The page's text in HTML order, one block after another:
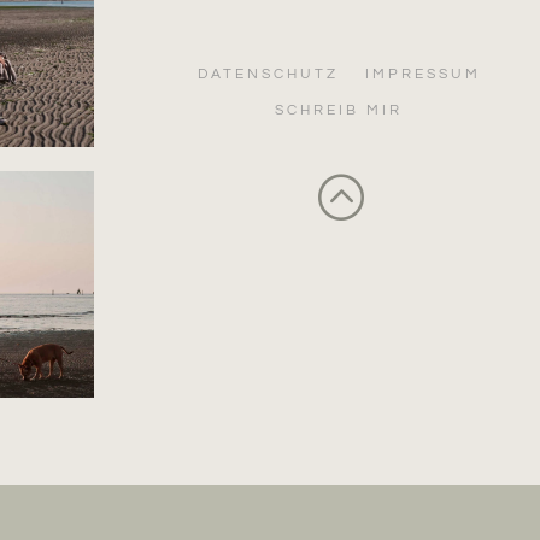
DATENSCHUTZ IMPRESSUM
SCHREIB MIR
: